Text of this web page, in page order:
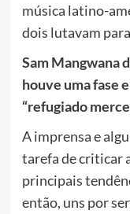
música latino-
dois lutavam
Sam Mangwana
houve uma fase
“refugiado
A imprensa e
tarefa de criticar
principais
então, uns por